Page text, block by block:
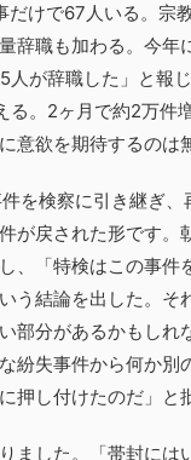
けで67人いる。宗
辞職も加わる。今年
が辞職した」と報
る。2ヶ月で約2万件
意欲を期待するのは
を検察に引き継ぎ、
が戻された形です。
、「特検はこの事件
う結論を出した。そ
部分があるかもしれ
紛失事件から何か別
押し付けたのだ」と
ました。「帯封には